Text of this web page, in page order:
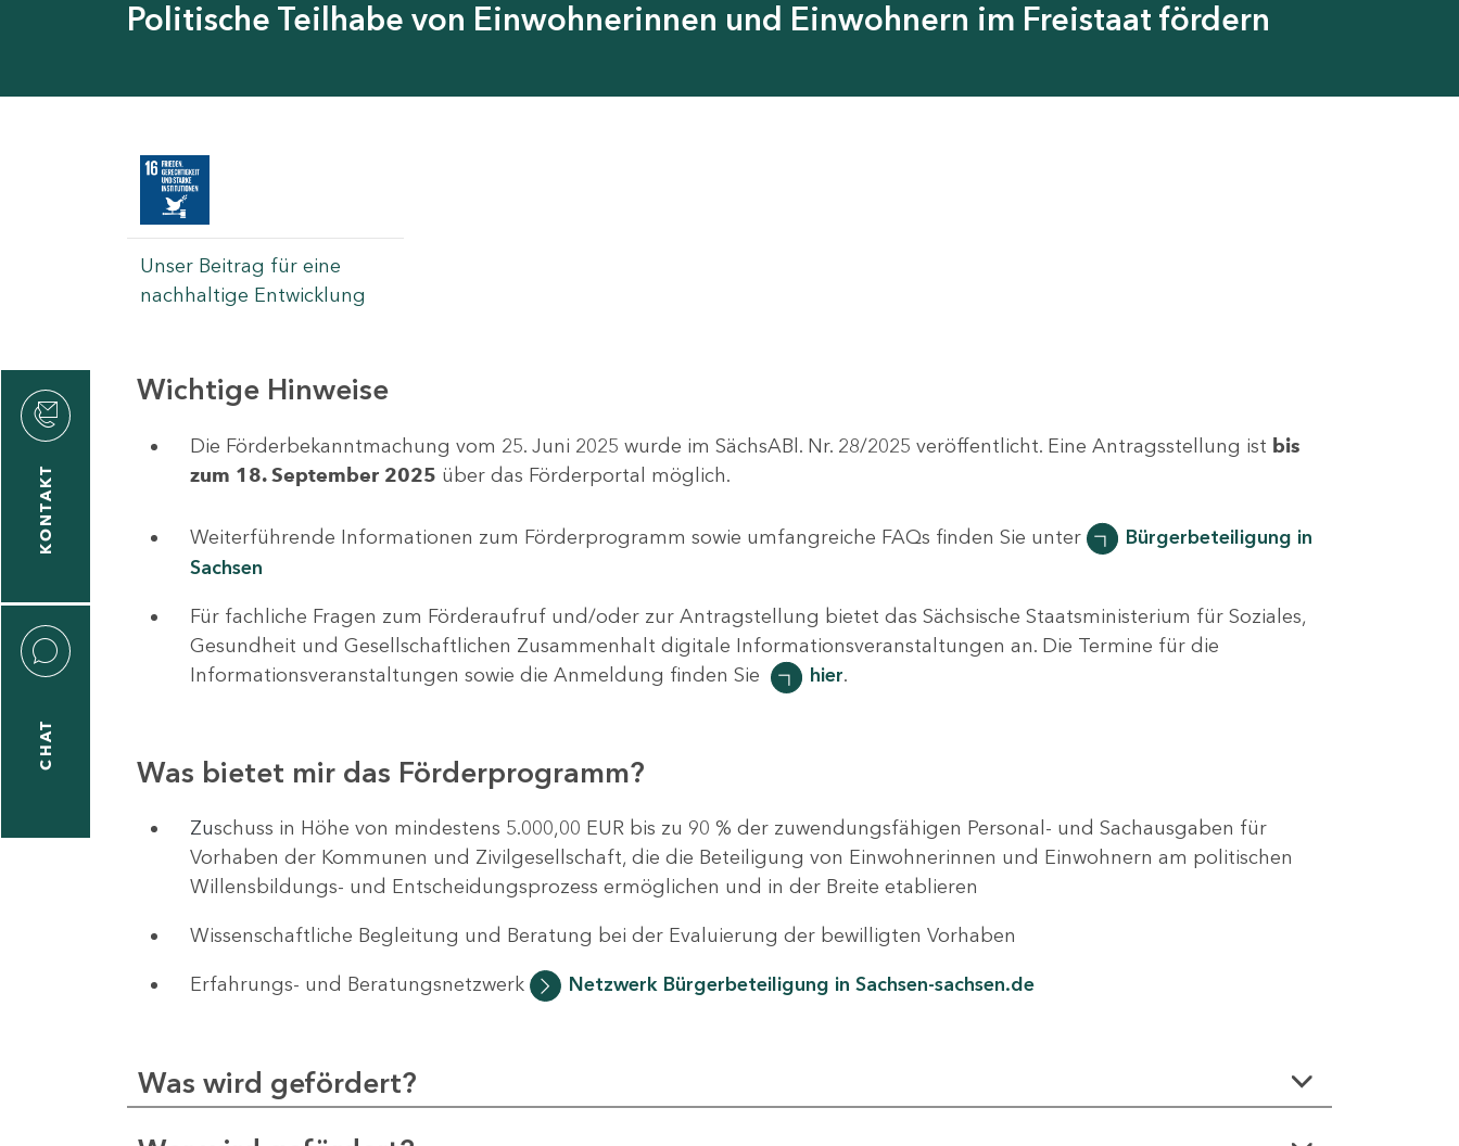
Politische Teilhabe von Einwohnerinnen und Einwohnern im Freistaat fördern
Unser Beitrag für eine
nachhaltige Entwicklung
KONTAKT
CHAT
Wichtige Hinweise
Die Förderbekanntmachung vom 25. Juni 2025 wurde im SächsABl. Nr. 28/2025 veröffentlicht. Eine Antragsstellung ist bis
zum 18. September 2025 über das Förderportal möglich.
Weiterführende Informationen zum Förderprogramm sowie umfangreiche FAQs finden Sie unter
Bürgerbeteiligung in
Sachsen
Für fachliche Fragen zum Förderaufruf und/oder zur Antragstellung bietet das Sächsische Staatsministerium für Soziales,
Gesundheit und Gesellschaftlichen Zusammenhalt digitale Informationsveranstaltungen an. Die Termine für die
Informationsveranstaltungen sowie die Anmeldung finden Sie
hier.
Was bietet mir das Förderprogramm?
Zuschuss in Höhe von mindestens 5.000,00 EUR bis zu 90 % der zuwendungsfähigen Personal- und Sachausgaben für
Vorhaben der Kommunen und Zivilgesellschaft, die die Beteiligung von Einwohnerinnen und Einwohnern am politischen
Willensbildungs- und Entscheidungsprozess ermöglichen und in der Breite etablieren
Wissenschaftliche Begleitung und Beratung bei der Evaluierung der bewilligten Vorhaben
Erfahrungs- und Beratungsnetzwerk Netzwerk Bürgerbeteiligung in Sachsen-sachsen.de
Was wird gefördert?